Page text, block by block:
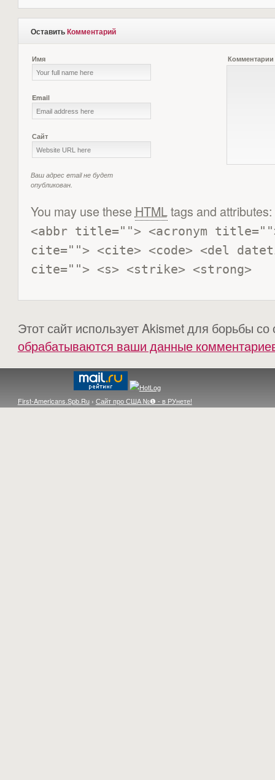
ОставитьКомментарий
Имя
Email
Сайт
Ваш адрес email не будет
опубликован.
Комментарии
You may use these HTMLtags and attributes:
<abbr title=""> <acronym
cite=""> <cite> <code> <del
cite=""> <s> <strike> <strong>
Этот сайт использует Akismet для борьбы
обрабатываются ваши данные
First-Americans.Spb.Ru› Сайт про США №❶ - в РУнете!